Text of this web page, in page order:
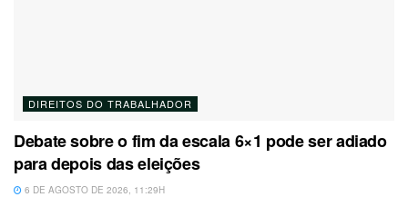
DIREITOS DO TRABALHADOR
Debate sobre o fim da escala 6×1 pode ser adiado
para depois das eleições
6 DE AGOSTO DE 2026, 11:29H